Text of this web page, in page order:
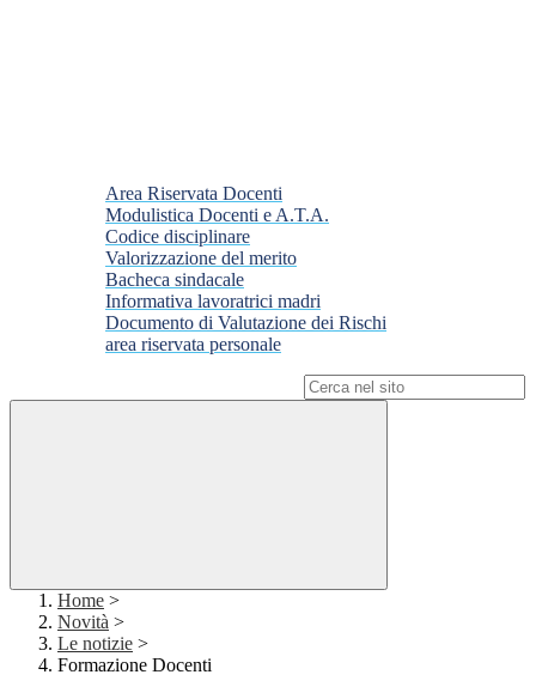
Area Riservata Docenti
Modulistica Docenti e A.T.A.
Codice disciplinare
Valorizzazione del merito
Bacheca sindacale
Informativa lavoratrici madri
Documento di Valutazione dei Rischi
area riservata personale
Home >
Novità >
Le notizie >
Formazione Docenti